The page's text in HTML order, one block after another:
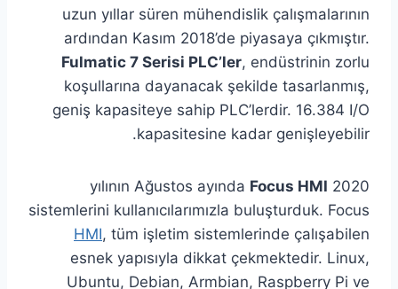
uzun yıllar süren mühendislik çalışmalarının
ardından Kasım 2018’de piyasaya çıkmıştır.
Fulmatic 7 Serisi PLC’ler, endüstrinin zorlu
koşullarına dayanacak şekilde tasarlanmış,
geniş kapasiteye sahip PLC’lerdir. 16.384 I/O
kapasitesine kadar genişleyebilir.
2020 yılının Ağustos ayında
Focus HMI
sistemlerini kullanıcılarımızla buluşturduk. Focus
HMI, tüm işletim sistemlerinde çalışabilen
esnek yapısıyla dikkat çekmektedir. Linux,
Ubuntu, Debian, Armbian, Raspberry Pi ve